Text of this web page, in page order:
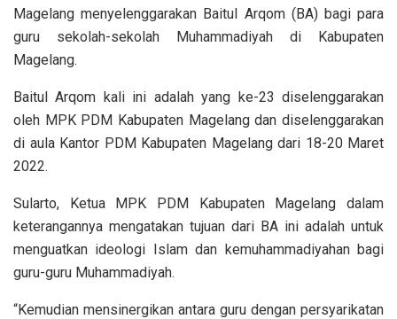
Magelang menyelenggarakan Baitul Arqom (BA) bagi para
guru sekolah-sekolah Muhammadiyah di Kabupaten
Magelang.
Baitul Arqom kali ini adalah yang ke-23 diselenggarakan
oleh MPK PDM Kabupaten Magelang dan diselenggarakan
di aula Kantor PDM Kabupaten Magelang dari 18-20 Maret
2022.
Sularto, Ketua MPK PDM Kabupaten Magelang dalam
keterangannya mengatakan tujuan dari BA ini adalah untuk
menguatkan ideologi Islam dan kemuhammadiyahan bagi
guru-guru Muhammadiyah.
“Kemudian mensinergikan antara guru dengan persyarikatan